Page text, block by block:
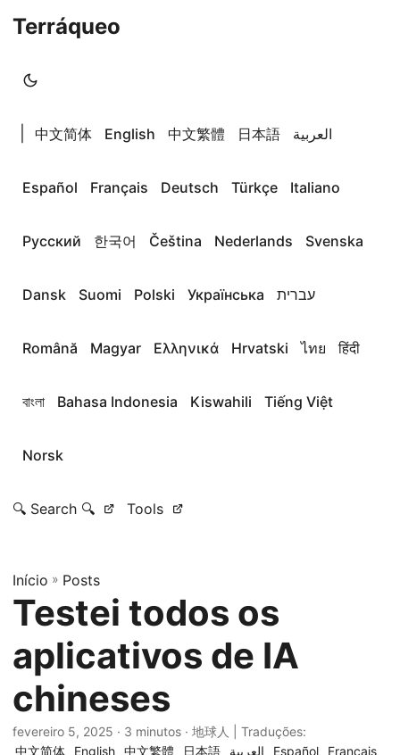
Terráqueo
中文简体 English 中文繁體 日本語 العربية
Español Français Deutsch Türkçe Italiano
Русский 한국어 Čeština Nederlands Svenska
Dansk Suomi Polski Українська עברית
Română Magyar Ελληνικά Hrvatski ไทย हिंदी
বাংলা Bahasa Indonesia Kiswahili Tiếng Việt
Norsk
🔍 Search 🔍 Tools
Início » Posts
Testei todos os
aplicativos de IA
chineses
fevereiro 5, 2025 · 3 minutos · 地球人 | Traduções:
中文简体
English 中文繁體 日本語 العربية Español
Français